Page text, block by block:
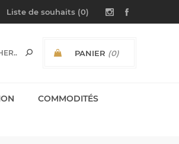
Liste de souhaits (0)
PANIER (0)
COMMODITÉS